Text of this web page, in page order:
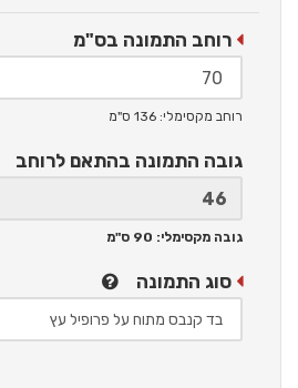
רוחב התמונה בס"מ
רוחב מקסימלי: 136 ס"מ
גובה התמונה בהתאם לרוחב
גובה מקסימלי: 90 ס"מ
סוג התמונה